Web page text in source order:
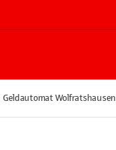
Geldautomat Wolfratshausen